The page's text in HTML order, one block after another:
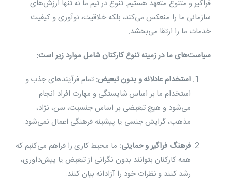
فراگیر و متنوع متعهد هستیم. تنوع در تیم ما نه تنها ارزش‌های
سازمانی ما را منعکس می‌کند، بلکه خلاقیت، نوآوری و کیفیت
خدمات ما را ارتقا می‌بخشد.
سیاست‌های ما در زمینه تنوع کارکنان شامل موارد زیر است:
استخدام عادلانه و بدون تبعیض: تمام فرآیندهای جذب و
استخدام ما بر اساس شایستگی و مهارت افراد انجام
می‌شود و هیچ تبعیضی بر اساس جنسیت، سن، نژاد،
مذهب، گرایش جنسی یا پیشینه فرهنگی اعمال نمی‌شود.
فرهنگ فراگیر و حمایتی: ما محیط کاری را فراهم می‌کنیم که
همه کارکنان بتوانند بدون نگرانی از تبعیض یا پیش‌داوری،
رشد کنند و نظرات خود را آزادانه بیان کنند.